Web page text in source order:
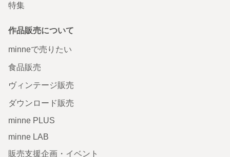
特集
作品販売について
minneで売りたい
食品販売
ヴィンテージ販売
ダウンロード販売
minne PLUS
minne LAB
販売支援企画・イベント